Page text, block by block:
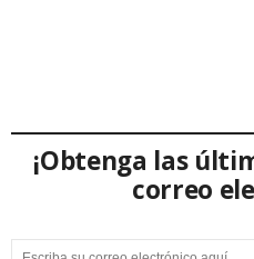
¡Obtenga las
correo